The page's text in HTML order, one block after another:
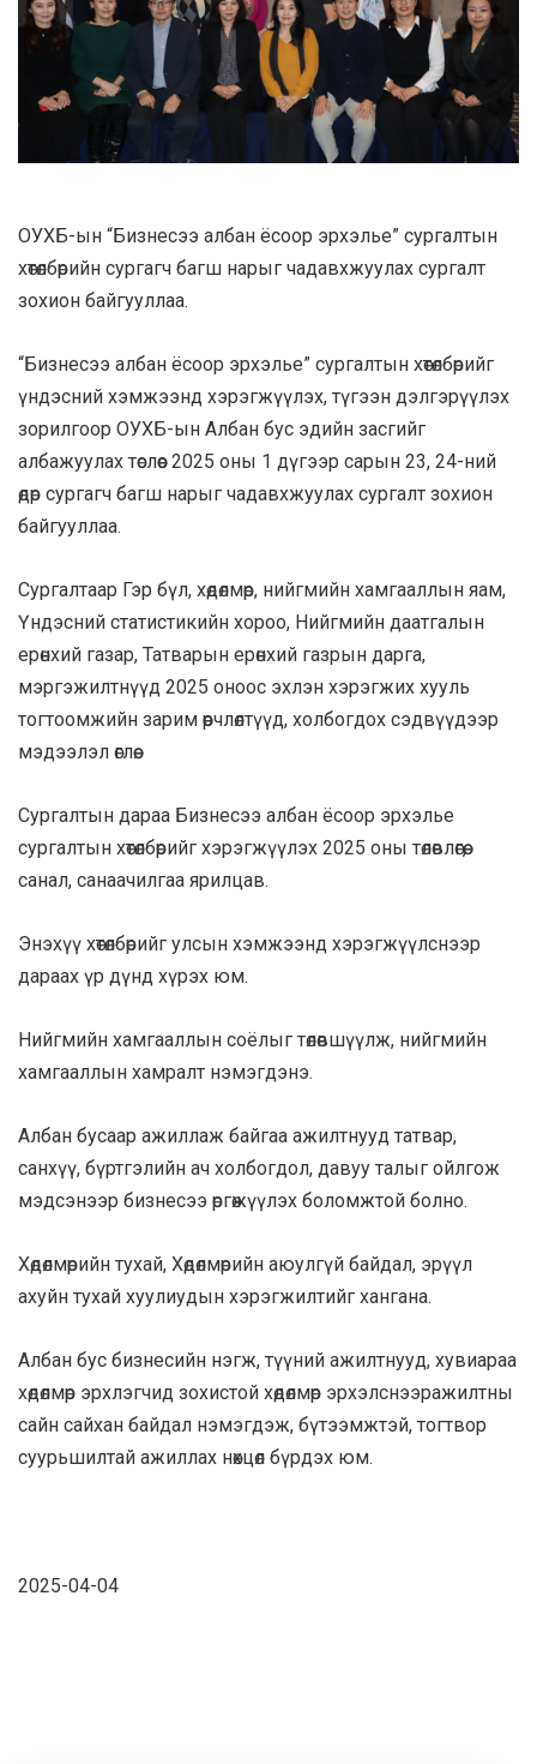
ОУХБ-ын “Бизнесээ албан ёсоор эрхэлье” сургалтын
хөтөлбөрийн сургагч багш нарыг чадавхжуулах сургалт
зохион байгууллаа.
“Бизнесээ албан ёсоор эрхэлье” сургалтын хөтөлбөрийг
үндэсний хэмжээнд хэрэгжүүлэх, түгээн дэлгэрүүлэх
зорилгоор ОУХБ-ын Албан бус эдийн засгийг
албажуулах төслөөс 2025 оны 1 дүгээр сарын 23, 24-ний
өдөр сургагч багш нарыг чадавхжуулах сургалт зохион
байгууллаа.
Сургалтаар Гэр бүл, хөдөлмөр, нийгмийн хамгааллын яам,
Үндэсний статистикийн хороо, Нийгмийн даатгалын
ерөнхий газар, Татварын ерөнхий газрын дарга,
мэргэжилтнүүд 2025 оноос эхлэн хэрэгжих хууль
тогтоомжийн зарим өөрчлөлтүүд, холбогдох сэдвүүдээр
мэдээлэл өглөө.
Сургалтын дараа Бизнесээ албан ёсоор эрхэлье
сургалтын хөтөлбөрийг хэрэгжүүлэх 2025 оны төлөвлөгөө,
санал, санаачилгаа ярилцав.
Энэхүү хөтөлбөрийг улсын хэмжээнд хэрэгжүүлснээр
дараах үр дүнд хүрэх юм.
Нийгмийн хамгааллын соёлыг төлөвшүүлж, нийгмийн
хамгааллын хамралт нэмэгдэнэ.
Албан бусаар ажиллаж байгаа ажилтнууд татвар,
санхүү, бүртгэлийн ач холбогдол, давуу талыг ойлгож
мэдсэнээр бизнесээ өргөжүүлэх боломжтой болно.
Хөдөлмөрийн тухай, Хөдөлмөрийн аюулгүй байдал, эрүүл
ахуйн тухай хуулиудын хэрэгжилтийг хангана.
Албан бус бизнесийн нэгж, түүний ажилтнууд, хувиараа
хөдөлмөр эрхлэгчид зохистой хөдөлмөр эрхэлснээражилтны
сайн сайхан байдал нэмэгдэж, бүтээмжтэй, тогтвор
суурьшилтай ажиллах нөхцөл бүрдэх юм.
2025-04-04